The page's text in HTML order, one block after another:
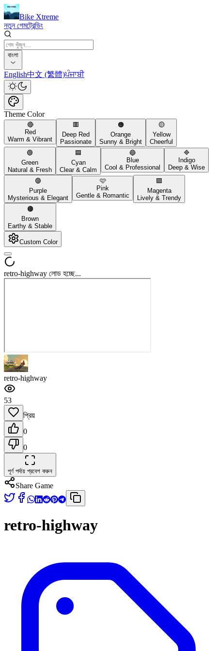
Bike Xtreme
নতুন গেমট্রেন্ডিং
বাংলা
English中文 (繁體)ਪੰਜਾਬੀ
Theme Color
🔴
Red
Warm & Vibrant
🟥
Deep Red
Passionate
🟠
Orange
Sunny & Bright
🟡
Yellow
Cheerful
🟢
Green
Natural & Fresh
🟦
Cyan
Clear & Calm
🔵
Blue
Cool & Professional
🔷
Indigo
Deep & Wise
🟣
Purple
Mysterious & Elegant
🩷
Pink
Gentle & Romantic
🟪
Magenta
Lively & Trendy
🟤
Brown
Earthy & Stable
Custom Color
retro-highway লোড হচ্ছে...
retro-highway
53
প্রিয়
0
0
পূর্ণ পর্দায় প্রবেশ করুন
Share Game
retro-highway